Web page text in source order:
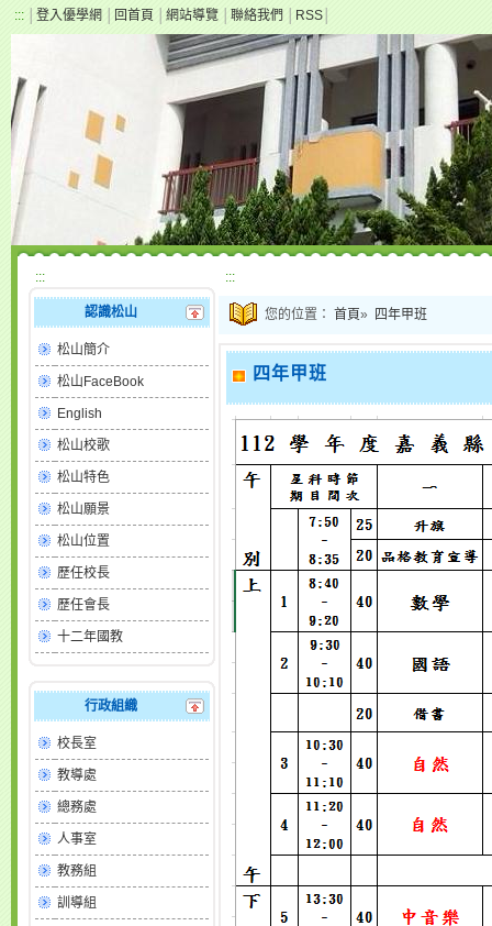
::: 登入優學網 回首頁 網站導覽 聯絡我們 RSS
:::
認識松山
松山簡介
松山FaceBook
English
松山校歌
松山特色
松山願景
松山位置
歷任校長
歷任會長
十二年國教
行政組織
校長室
教導處
總務處
人事室
教務組
訓導組
:::
您的位置： 首頁» 四年甲班
四年甲班